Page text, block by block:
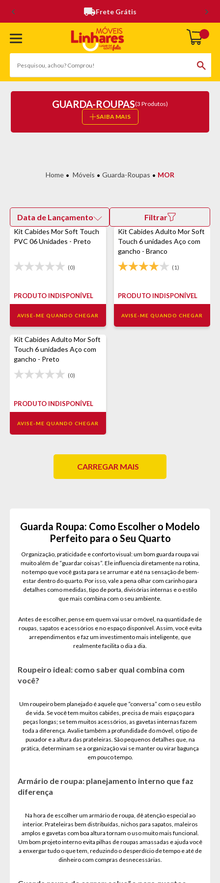
Frete Grátis
GUARDA-ROUPAS(3 Produtos)
SAIBA MAIS
Móveis Guarda-Roupas MOR
Data de Lançamento Filtrar
Kit Cabides Mor Soft Touch
PVC 06 Unidades - Preto
(0)
PRODUTO INDISPONÍVEL
AVISE-ME QUANDO CHEGAR
Kit Cabides Adulto Mor Soft
Touch 6 unidades Aço com
gancho - Branco
(1)
PRODUTO INDISPONÍVEL
AVISE-ME QUANDO CHEGAR
Kit Cabides Adulto Mor Soft
Touch 6 unidades Aço com
gancho - Preto
(0)
PRODUTO INDISPONÍVEL
AVISE-ME QUANDO CHEGAR
CARREGAR MAIS
Guarda Roupa: Como Escolher o Modelo
Perfeito para o Seu Quarto
Organização, praticidade e conforto visual: um bom guarda roupa vai
muito além de “guardar coisas”. Ele influencia diretamente na rotina,
no tempo que você gasta para se arrumar e até na sensação de bem-
estar dentro do quarto. Por isso, vale a pena olhar com carinho para
detalhes como medidas, tipo de porta, divisórias internas e o estilo
que mais combina com o seu ambiente.
Antes de escolher, pense em quem vai usar o móvel, na quantidade de
roupas, sapatos e acessórios e no espaço disponível. Assim, você evita
arrependimentos e faz um investimento mais inteligente, que
realmente facilita o dia a dia.
Roupeiro ideal: como saber qual combina com
você?
Um roupeiro bem planejado é aquele que “conversa” com o seu estilo
de vida. Se você tem muitos cabides, precisa de mais espaço para
peças longas; se tem muitos acessórios, as gavetas internas fazem
toda a diferença. Avalie também a profundidade do móvel, o tipo de
puxador e a altura das prateleiras. São pequenos detalhes que, na
prática, determinam se a organização vai se manter ou virar bagunça
em pouco tempo.
Armário de roupa: planejamento interno que faz
diferença
Na hora de escolher um armário de roupa, dê atenção especial ao
interior. Prateleiras bem distribuídas, nichos para sapatos, maleiros
amplos e gavetas com boa altura tornam o uso muito mais funcional.
Um bom projeto interno evita pilhas de roupas amassadas e ajuda você
a enxergar tudo o que tem, reduzindo o desperdício de tempo e até de
dinheiro com compras desnecessárias.